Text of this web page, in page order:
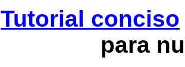
Tutorial conciso
para